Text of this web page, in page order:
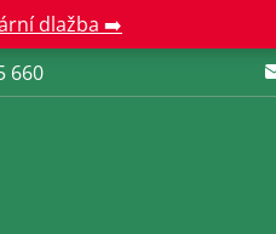
dlažba ➡️
660